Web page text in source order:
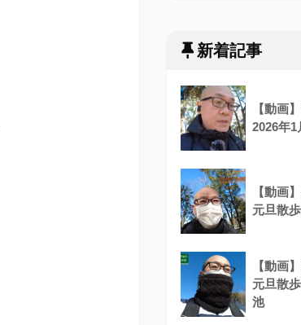
新着記事
【動画
2026年1
【動画
元旦散
【動画
元旦散
池